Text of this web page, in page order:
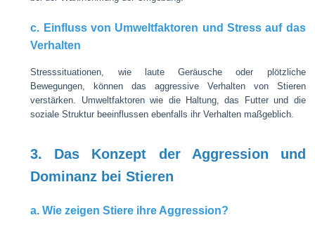
c. Einfluss von Umweltfaktoren und Stress auf das
Verhalten
Stresssituationen, wie laute Geräusche oder plötzliche
Bewegungen, können das aggressive Verhalten von Stieren
verstärken. Umweltfaktoren wie die Haltung, das Futter und die
soziale Struktur beeinflussen ebenfalls ihr Verhalten maßgeblich.
3. Das Konzept der Aggression und
Dominanz bei Stieren
a. Wie zeigen Stiere ihre Aggression?